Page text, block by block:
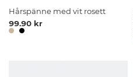
Hårspänne med vit rosett
99.90 kr